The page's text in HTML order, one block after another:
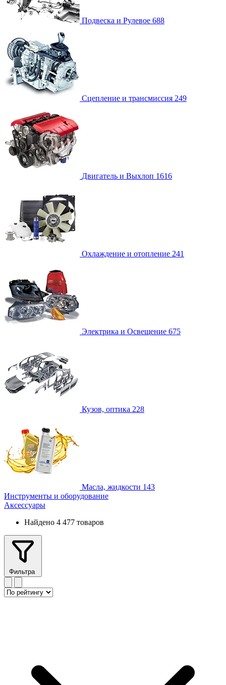
Подвеска и Рулевое 688
Сцепление и трансмиссия 249
Двигатель и Выхлоп 1616
Охлаждение и отопление 241
Электрика и Освещение 675
Кузов, оптика 228
Масла, жидкости 143
Инструменты и оборудование
Аксессуары
Найдено 4 477 товаров
Фильтра